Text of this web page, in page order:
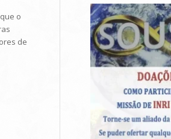
o
de